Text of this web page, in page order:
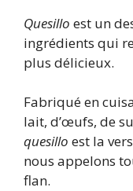
Quesillo est un
ingrédients qui
plus délicieux.
Fabriqué en
lait, d’œufs, de
quesillo est la
nous appelons
flan.